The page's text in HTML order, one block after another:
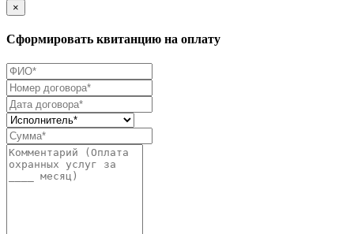
×
Сформировать квитанцию на оплату